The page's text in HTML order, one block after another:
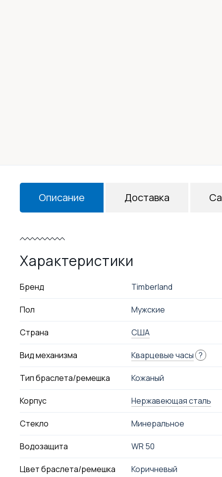
Описание
Характеристики
Бренд Timberland
Пол Мужские
Страна США
Вид механизма Кварцевые часы ?
Тип браслета/ремешка Кожаный
Корпус Нержавеющая сталь
Стекло Минеральное
Водозащита WR 50
Цвет браслета/ремешка Коричневый
Доставка